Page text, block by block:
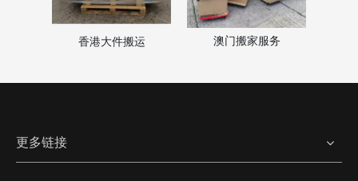
香港大件搬运 澳门搬家服务
更多链接